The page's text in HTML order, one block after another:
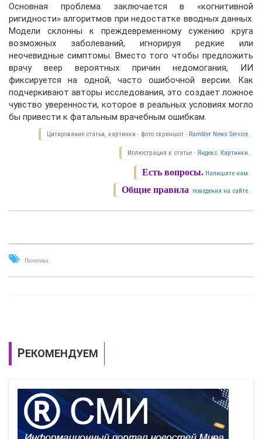
Основная проблема заключается в «когнитивной
ригидности» алгоритмов при недостатке вводных данных.
Модели склонны к преждевременному сужению круга
возможных заболеваний, игнорируя редкие или
неочевидные симптомы. Вместо того чтобы предложить
врачу веер вероятных причин недомогания, ИИ
фиксируется на одной, часто ошибочной версии. Как
подчеркивают авторы исследования, это создает ложное
чувство уверенности, которое в реальных условиях могло
бы привести к фатальным врачебным ошибкам.
Цитирование статьи, картинки - фото скриншот - Rambler News Service.
Иллюстрация к статье - Яндекс. Картинки.
Есть вопросы. Напишите нам.
Общие правила поведения на сайте.
Политика
РЕКОМЕНДУЕМ